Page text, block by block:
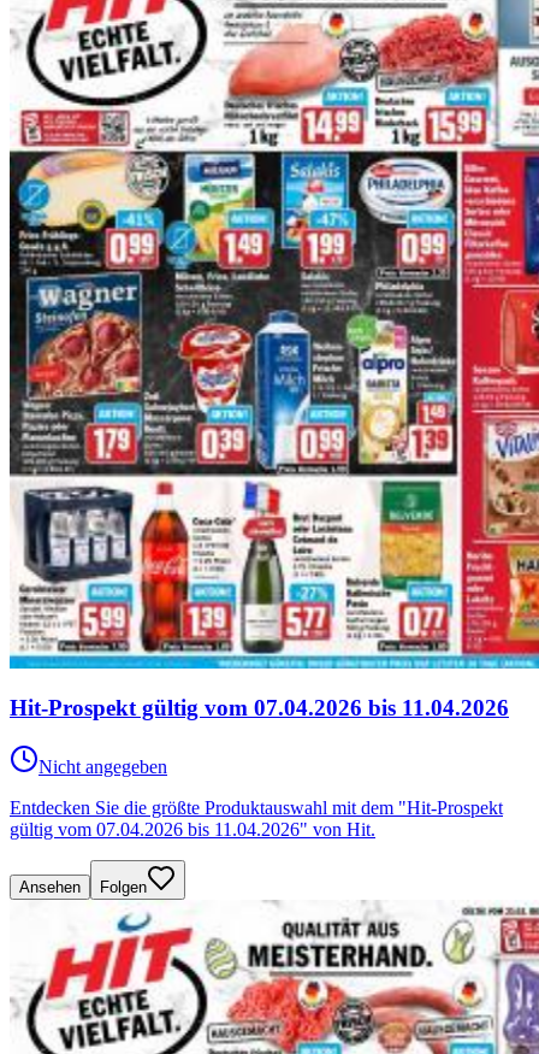
Hit-Prospekt gültig vom 07.04.2026 bis 11.04.2026
Nicht angegeben
Entdecken Sie die größte Produktauswahl mit dem "Hit-Prospekt
gültig vom 07.04.2026 bis 11.04.2026" von Hit.
Ansehen Folgen